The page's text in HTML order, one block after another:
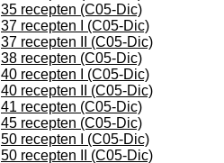
35 recepten (C05-Dic)
37 recepten I (C05-Dic)
37 recepten II (C05-Dic)
38 recepten (C05-Dic)
40 recepten I (C05-Dic)
40 recepten II (C05-Dic)
41 recepten (C05-Dic)
45 recepten (C05-Dic)
50 recepten I (C05-Dic)
50 recepten II (C05-Dic)